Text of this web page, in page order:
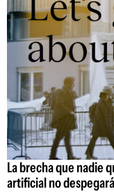
La brecha que nadie
artificial no